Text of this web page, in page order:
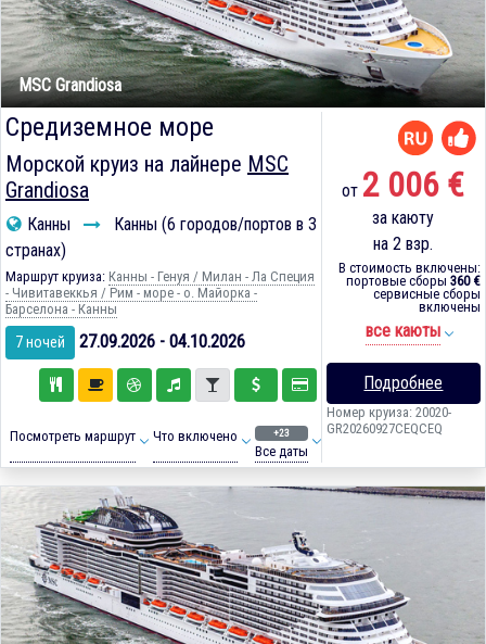
MSC Grandiosa
Средиземное море
Морской круиз на лайнере MSC
Grandiosa
Канны
Канны (6 городов/портов в 3
странах)
Маршрут круиза: Канны - Генуя / Милан - Ла Специя
- Чивитавеккья / Рим - море - о. Майорка -
Барселона - Канны
7 ночей 27.09.2026 - 04.10.2026
Посмотреть маршрут Что включено +23
Все даты
от 2 006 €
за каюту
на 2 взр.
В стоимость включены:
портовые сборы 360 €
сервисные сборы
включены
все каюты
Подробнее
Номер круиза: 20020-
GR20260927CEQCEQ